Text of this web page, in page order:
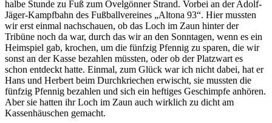
halbe Stunde zu Fuß zum Övelgönner Strand. Vorbei an der Adolf-
Jäger-Kampfbahn des Fußballvereines
Altona 93 . Hier mussten
wir erst einmal nachschauen, ob das Loch im Zaun hinter der
Tribüne noch da war, durch das wir an den Sonntagen, wenn es ein
Heimspiel gab, krochen, um die fünfzig Pfennig zu sparen, die wir
sonst an der Kasse bezahlen müssten, oder ob der Platzwart es
schon entdeckt hatte. Einmal, zum Glück war ich nicht dabei, hat er
Hans und Herbert beim Durchkriechen erwischt, sie mussten die
fünfzig Pfennig bezahlen und sich ein heftiges Geschimpfe anhören.
Aber sie hatten ihr Loch im Zaun auch wirklich zu dicht am
Kassenhäuschen gemacht.